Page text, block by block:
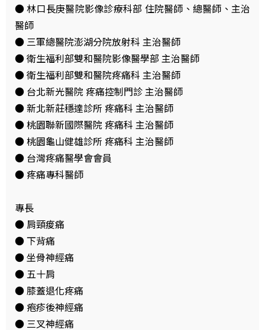
● 林口長庚醫院影像診療科部 住院醫師、總醫師、主治
醫師
● 三軍總醫院澎湖分院放射科 主治醫師
● 衛生福利部雙和醫院影像醫學部 主治醫師
● 衛生福利部雙和醫院疼痛科 主治醫師
● 台北新光醫院 疼痛控制門診 主治醫師
● 新北新莊穩達診所 疼痛科 主治醫師
● 桃園聯新國際醫院 疼痛科 主治醫師
● 桃園龜山健雄診所 疼痛科 主治醫師
● 台灣疼痛醫學會會員
● 疼痛專科醫師
專長
● 肩頸痠痛
● 下背痛
● 坐骨神經痛
● 五十肩
● 膝蓋退化疼痛
● 疱疹後神經痛
● 三叉神經痛